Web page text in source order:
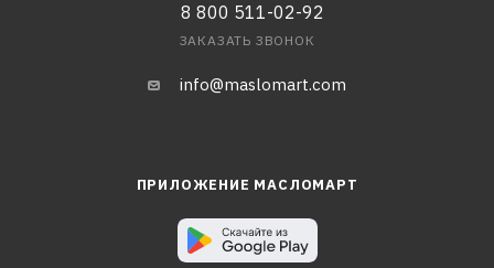
8 800 511-02-92
ЗАКАЗАТЬ ЗВОНОК
info@maslomart.com
ПРИЛОЖЕНИЕ МАСЛОМАРТ